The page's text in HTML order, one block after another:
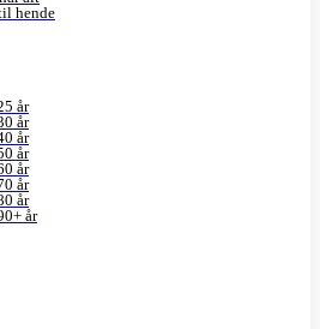
hende
år
år
år
år
år
år
år
år